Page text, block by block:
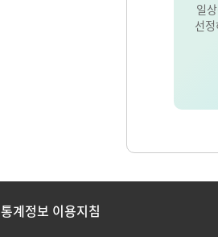
일
선
통계정보 이용지침